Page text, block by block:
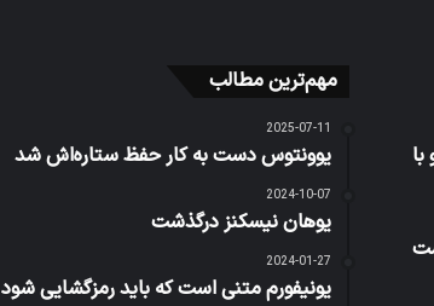
مهم‌ترین مطالب
2025-07-11
یوونتوس دست به کار حفظ ستاره‌اش شد
2024-10-07
یوهان نیسکنز درگذشت
2024-01-27
یونیفورم متنی است که باید رمزگشایی شود